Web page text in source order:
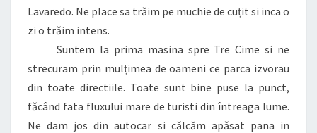
Lavaredo. Ne place sa trăim pe muchie de cuțit si inca o
zi o trăim intens.
Suntem la prima masina spre Tre Cime si ne
strecuram prin mulțimea de oameni ce parca izvorau
din toate directiile. Toate sunt bine puse la punct,
făcând fata fluxului mare de turisti din întreaga lume.
Ne dam jos din autocar si călcăm apăsat pana in